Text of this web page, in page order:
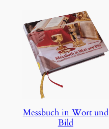
Messbuch in Wort und
Bild